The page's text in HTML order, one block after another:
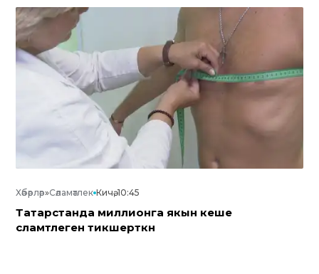
Хәбәрләр»Сәламәтлек Кичә, 10:45
Татарстанда миллионга якын кеше
сәламәтлеген тикшерткән